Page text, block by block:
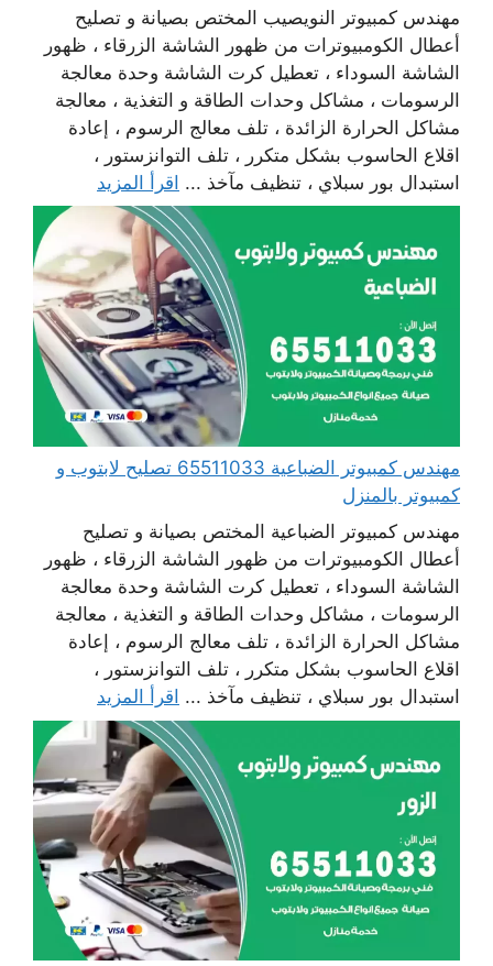
مهندس كمبيوتر النويصيب المختص بصيانة و تصليح
أعطال الكومبيوترات من ظهور الشاشة الزرقاء ، ظهور
الشاشة السوداء ، تعطيل كرت الشاشة وحدة معالجة
الرسومات ، مشاكل وحدات الطاقة و التغذية ، معالجة
مشاكل الحرارة الزائدة ، تلف معالج الرسوم ، إعادة
اقلاع الحاسوب بشكل متكرر ، تلف التوانزستور ،
استبدال بور سبلاي ، تنظيف مآخذ ... اقرأ المزيد
مهندس كمبيوتر الضباعية 65511033 تصليح لابتوب و
كمبيوتر بالمنزل
مهندس كمبيوتر الضباعية المختص بصيانة و تصليح
أعطال الكومبيوترات من ظهور الشاشة الزرقاء ، ظهور
الشاشة السوداء ، تعطيل كرت الشاشة وحدة معالجة
الرسومات ، مشاكل وحدات الطاقة و التغذية ، معالجة
مشاكل الحرارة الزائدة ، تلف معالج الرسوم ، إعادة
اقلاع الحاسوب بشكل متكرر ، تلف التوانزستور ،
استبدال بور سبلاي ، تنظيف مآخذ ... اقرأ المزيد